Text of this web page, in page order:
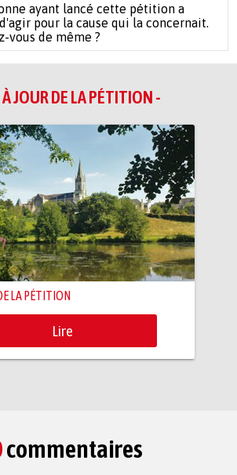
ayant lancé cette pétition a
pour la cause qui la concernait.
vous de même ?
À JOUR DE LA PÉTITION -
LA PÉTITION
Lire
commentaires